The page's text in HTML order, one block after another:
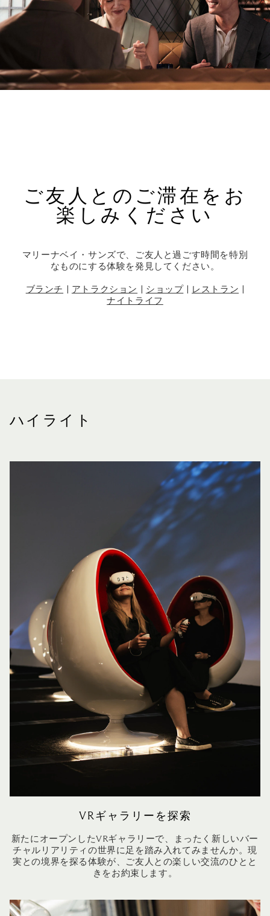
ご友人とのご滞在をお
楽しみください
マリーナベイ・サンズで、ご友人と過ごす時間を特別
なものにする体験を発見してください。
ブランチ アトラクション ショップ レストラン
ナイトライフ
ハイライト
VRギャラリーを探索
新たにオープンしたVRギャラリーで、まったく新しいバー
チャルリアリティの世界に足を踏み入れてみませんか。現
実との境界を探る体験が、ご友人との楽しい交流のひとと
きをお約束します。